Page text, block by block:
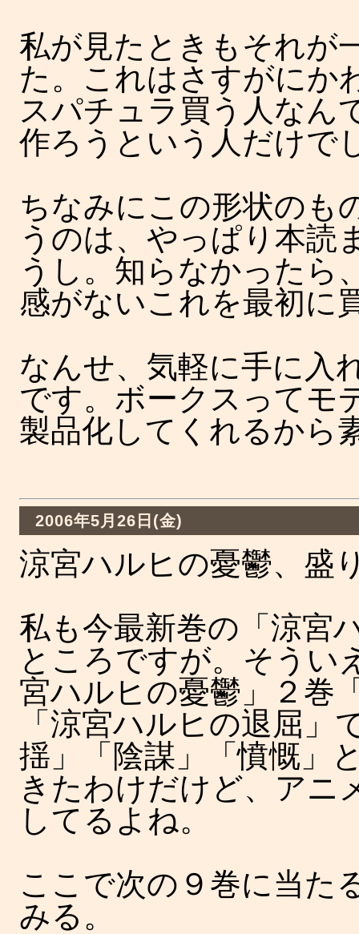
私が見たときもそれが
た。これはさすがにか
スパチュラ買う人なん
作ろうという人だけで
ちなみにこの形状のも
うのは、やっぱり本読
うし。知らなかったら
感がないこれを最初に
なんせ、気軽に手に入
です。ボークスってモ
製品化してくれるから
2006年5月26日(金)
涼宮ハルヒの憂鬱、盛
私も今最新巻の「涼宮
ところですが。そうい
宮ハルヒの憂鬱」２巻
「涼宮ハルヒの退屈」
揺」「陰謀」「憤慨」
きたわけだけど、アニ
してるよね。
ここで次の９巻に当た
みる。